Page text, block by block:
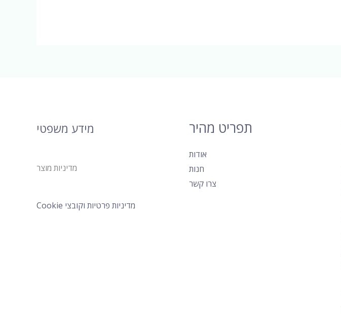
תפריט מהיר
אודות
חנות
צרו קשר
מידע משפטי
מדיניות מוצר
מדיניות פרטיות וקובצי Cookie